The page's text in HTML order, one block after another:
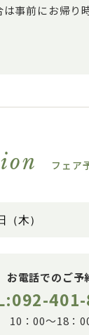
事前にお帰り
フェア
お電話でのご予
10：00～18：